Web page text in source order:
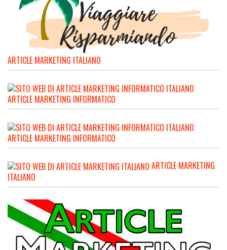
ARTICLE MARKETING ITALIANO
ARTICLE MARKETING INFORMATICO
ARTICLE MARKETING INFORMATICO
ARTICLE MARKETING
ITALIANO